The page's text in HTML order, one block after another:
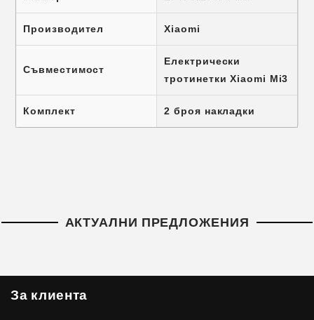
Производител Xiaomi
Съвместимост
Електрически
тротинетки Xiaomi Mi3
Комплект 2 броя накладки
АКТУАЛНИ ПРЕДЛОЖЕНИЯ
За клиента